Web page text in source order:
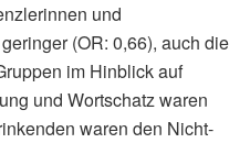
und
(OR: 0,66), auch die
im Hinblick auf
und Wortschatz waren
waren den Nicht-